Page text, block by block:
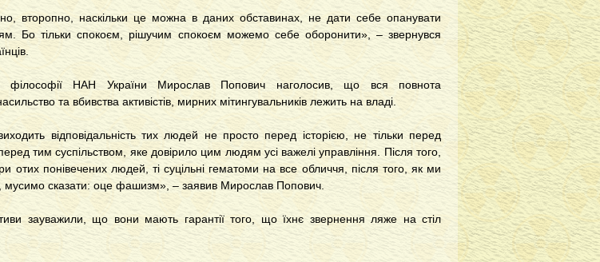
второпно, наскільки це можна в даних обставинах, не дати себе опанувати
Бо тільки спокоєм, рішучим спокоєм можемо себе оборонити», ­­­­– звернувся
філософії НАН України Мирослав Попович наголосив, що вся повнота
та вбивства активістів, мирних мітингувальників лежить на владі.
відповідальність тих людей не просто перед історією, не тільки перед
тим суспільством, яке довірило цим людям усі важелі управління. Після того,
отих понівечених людей, ті суцільні гематоми на все обличчя, після того, як ми
мусимо сказати: оце фашизм», – заявив Мирослав Попович.
зауважили, що вони мають гарантії того, що їхнє звернення ляже на стіл